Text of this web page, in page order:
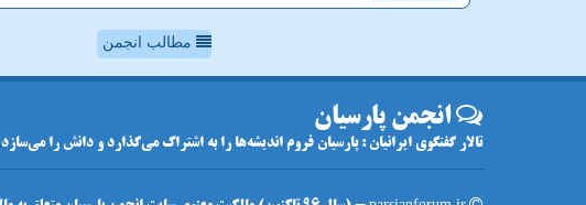
مطالب انجمن
انجمن پارسیان
تالار گفتگوی ایرانیان : پارسیان فروم اندیشه‌ها را به اشتراک می‌گذارد و دانش را می‌سازد